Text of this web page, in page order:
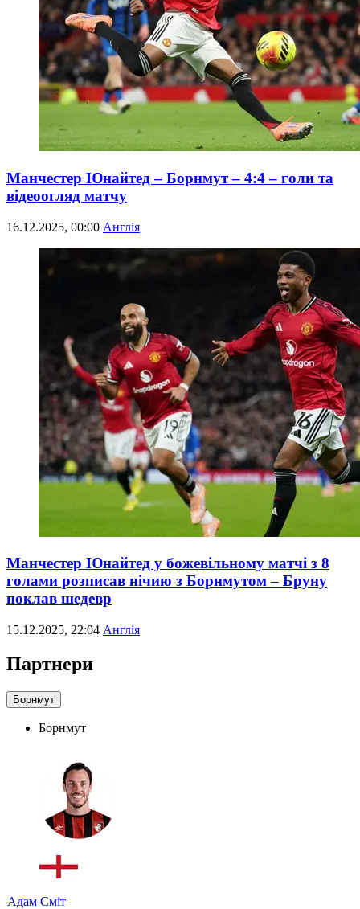
Манчестер Юнайтед – Борнмут – 4:4 – голи та
відеоогляд матчу
16.12.2025, 00:00 Англія
Манчестер Юнайтед у божевільному матчі з 8
голами розписав нічию з Борнмутом – Бруну
поклав шедевр
15.12.2025, 22:04 Англія
Партнери
Борнмут
Борнмут
Адам Сміт